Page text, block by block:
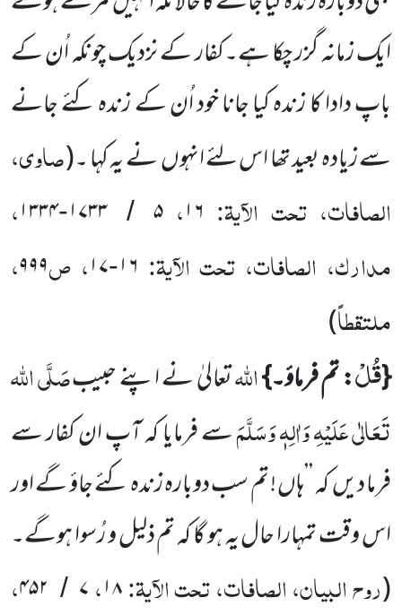
ایک زمانہ گزر چکا ہے۔کفار کے نزدیک چونکہ اُن کے
باپ دادا کا زندہ کیا جانا خود اُن کے زندہ کئے جانے
سے زیادہ بعید تھا اس لئے انہوںنے یہ کہا ۔(صاوی،
الصافات، تحت الآیۃ: ۱۶، ۵ / ۱۷۳۳-۱۳۳۴،
مدارک، الصافات، تحت الآیۃ: ۱۶-۱۷، ص۹۹۹،
ملتقطاً)
{قُلْ: تم فرماؤ۔}اللہتعالیٰ نے اپنے حبیبصَلَّی اللہ
تَعَالٰی عَلَیْہِ وَاٰلِہٖ وَسَلَّمَسے فرمایا کہ آپ ان کفار سے
فرما دیںکہ’’ہاں ! تم سب دوبارہ زندہ کئے جاؤ گے اور
اس وقت تمہارا حال یہ ہو گا کہ تم ذلیل و رُسوا ہوگے۔
(روح البیان، الصافات، تحت الآیۃ:۱۸،۷ / ۴۵۲،